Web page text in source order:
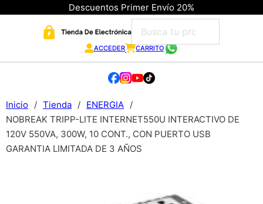
Descuentos Primer Envío 20%
ACCEDER CARRITO
Inicio / Tienda / ENERGIA /
NOBREAK TRIPP-LITE INTERNET550U INTERACTIVO DE
120V 550VA, 300W, 10 CONT., CON PUERTO USB
GARANTIA LIMITADA DE 3 AÑOS